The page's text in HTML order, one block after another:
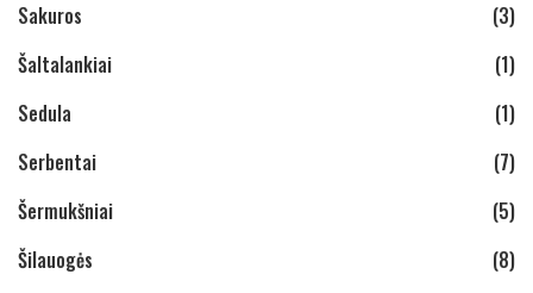
Sakuros
(3)
Šaltalankiai
(1)
Sedula
(1)
Serbentai
(7)
Šermukšniai
(5)
Šilauogės
(8)